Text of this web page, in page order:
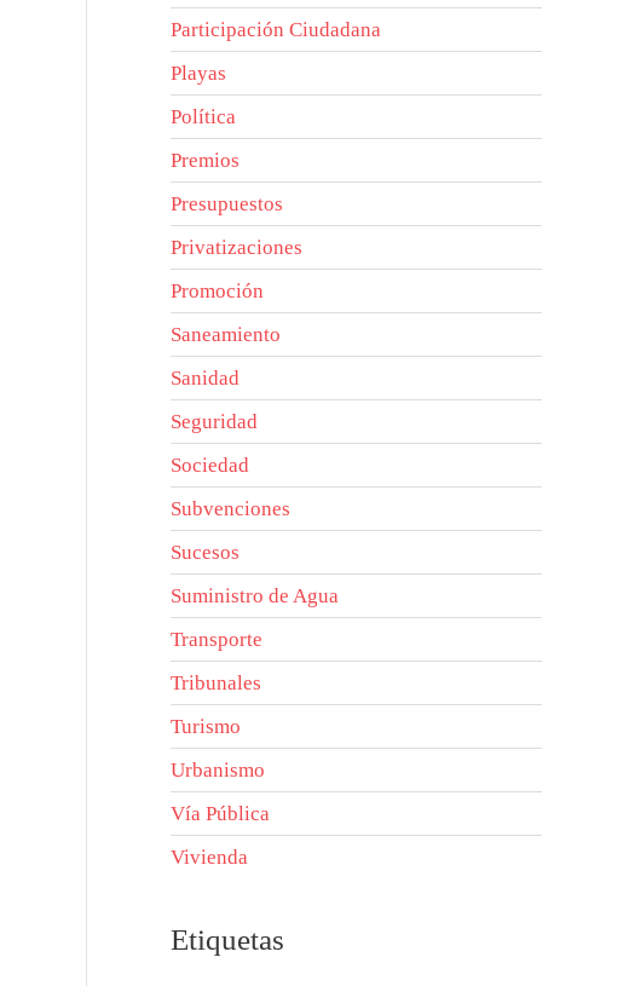
Participación Ciudadana
Playas
Política
Premios
Presupuestos
Privatizaciones
Promoción
Saneamiento
Sanidad
Seguridad
Sociedad
Subvenciones
Sucesos
Suministro de Agua
Transporte
Tribunales
Turismo
Urbanismo
Vía Pública
Vivienda
Etiquetas